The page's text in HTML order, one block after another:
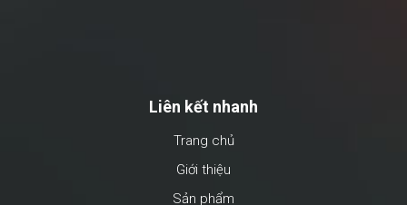
Liên kết nhanh
Trang chủ
Giới thiệu
Sản phẩm